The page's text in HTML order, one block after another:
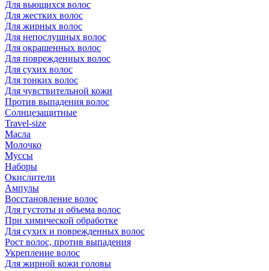
Для вьющихся волос
Для жестких волос
Для жирных волос
Для непослушных волос
Для окрашенных волос
Для поврежденных волос
Для сухих волос
Для тонких волос
Для чувствительной кожи
Против выпадения волос
Солнцезащитные
Travel-size
Масла
Молочко
Муссы
Наборы
Окислители
Ампулы
Восстановление волос
Для густоты и объема волос
При химической обработке
Для сухих и поврежденных волос
Рост волос, против выпадения
Укрепление волос
Для жирной кожи головы